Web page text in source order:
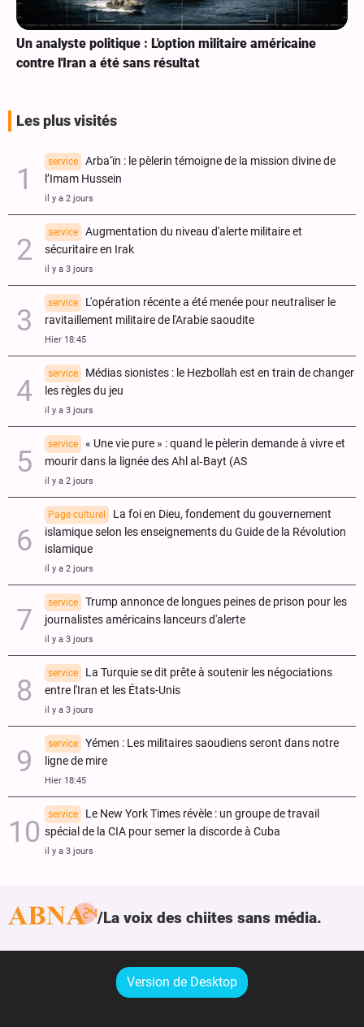
Un analyste politique : L'option militaire américaine
contre l'Iran a été sans résultat
Les plus visités
service
Arba‘ïn : le pèlerin témoigne de la mission divine de
l’Imam Hussein
il y a 2 jours
service
Augmentation du niveau d'alerte militaire et
sécuritaire en Irak
il y a 3 jours
service
L'opération récente a été menée pour neutraliser le
ravitaillement militaire de l'Arabie saoudite
Hier 18:45
service
Médias sionistes : le Hezbollah est en train de changer
les règles du jeu
il y a 3 jours
service
« Une vie pure » : quand le pèlerin demande à vivre et
mourir dans la lignée des Ahl al‑Bayt (AS
il y a 2 jours
Page culturel
La foi en Dieu, fondement du gouvernement
islamique selon les enseignements du Guide de la Révolution
islamique
il y a 2 jours
service
Trump annonce de longues peines de prison pour les
journalistes américains lanceurs d'alerte
il y a 3 jours
service
La Turquie se dit prête à soutenir les négociations
entre l'Iran et les États-Unis
il y a 3 jours
service
Yémen : Les militaires saoudiens seront dans notre
ligne de mire
Hier 18:45
service
Le New York Times révèle : un groupe de travail
spécial de la CIA pour semer la discorde à Cuba
il y a 3 jours
La voix des chiites sans média.
Version de Desktop